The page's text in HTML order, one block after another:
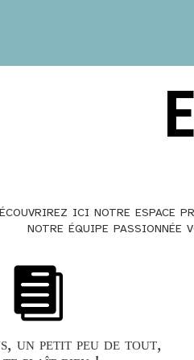
ici notre espace
notre équipe

un petit peu de tout,